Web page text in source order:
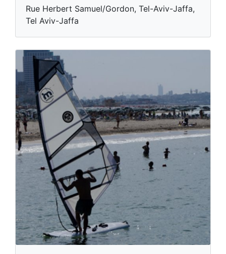
Rue Herbert Samuel/Gordon, Tel-Aviv-Jaffa,
Tel Aviv-Jaffa